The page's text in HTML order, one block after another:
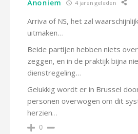
Anoniem 4 jaren geleden
Arriva of NS, het zal
uitmaken…
Beide partijen hebben niets
zeggen, en in de praktijk bijna
dienstregeling…
Gelukkig wordt er in Brussel
personen overwogen om dit
herzien…
0